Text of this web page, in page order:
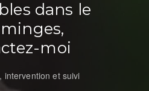
dans le
moi
intervention et suivi